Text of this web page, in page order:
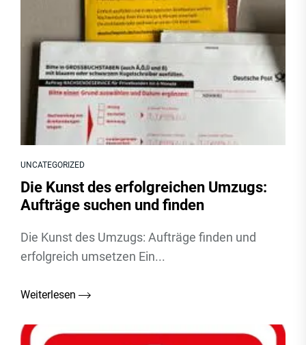
UNCATEGORIZED
Die Kunst des erfolgreichen Umzugs:
Aufträge suchen und finden
Die Kunst des Umzugs: Aufträge finden und
erfolgreich umsetzen Ein...
Weiterlesen